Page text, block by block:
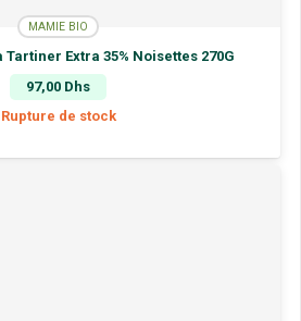
MAMIE BIO
Extra 35% Noisettes 270G
97,00 Dhs
Rupture de stock